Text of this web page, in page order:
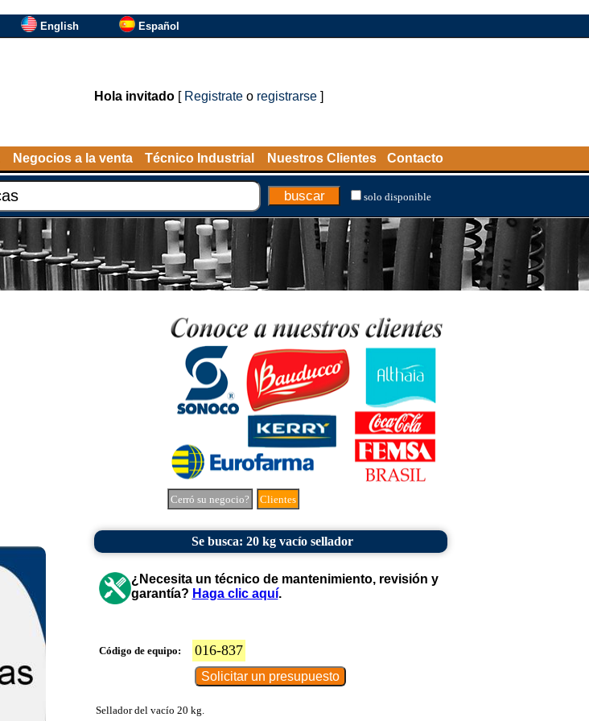
English Español
Hola invitado[ Registrateo registrarse]
Negocios a la venta Técnico Industrial Nuestros Clientes Contacto
solo disponible
Cerró su negocio? Clientes
Se busca: 20 kg vacío sellador
¿Necesita un técnico de mantenimiento, revisión y
garantía? Haga clic aquí.
Código de equipo: 016-837
Sellador del vacío 20 kg.